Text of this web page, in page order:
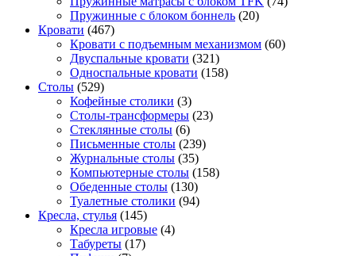
Пружинные с блоком боннель (20)
Кровати (467)
Кровати с подъемным механизмом (60)
Двуспальные кровати (321)
Односпальные кровати (158)
Столы (529)
Кофейные столики (3)
Столы-трансформеры (23)
Стеклянные столы (6)
Письменные столы (239)
Журнальные столы (35)
Компьютерные столы (158)
Обеденные столы (130)
Туалетные столики (94)
Кресла, стулья (145)
Кресла игровые (4)
Табуреты (17)